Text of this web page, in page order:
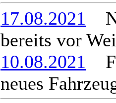
17.08.2021
bereits vor
10.08.2021
neues